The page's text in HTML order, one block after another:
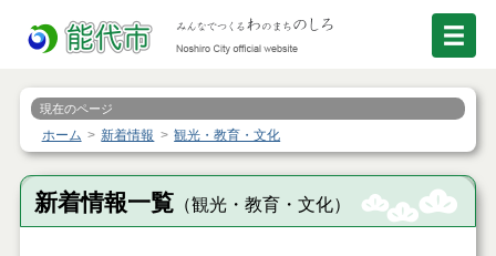
現在のページ
ホーム 新着情報 観光・教育・文化
新着情報一覧（観光・教育・文化）